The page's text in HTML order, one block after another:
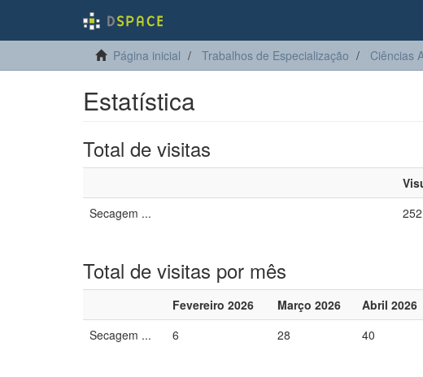
Página inicial Trabalhos de Especialização Ciências
Estatística
Total de visitas
Secagem ...
252
Total de visitas por mês
Fevereiro 2026 Março 2026 Abril 2026
Secagem ...
6 28 40